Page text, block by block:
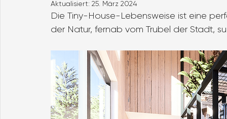
Aktualisiert: 25. März 2024
Die Tiny-House-Lebensweise ist eine
der Natur, fernab vom Trubel der Stadt,